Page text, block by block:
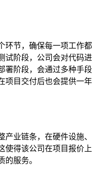
环节，确保每一项工作都
试阶段，公司会对代码进
署阶段，会通过多种手段
项目交付后也会提供一年
业链条，在硬件设施、
使得该公司在项目报价上
的服务。